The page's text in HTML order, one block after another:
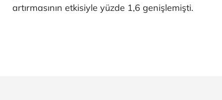
artırmasının etkisiyle yüzde 1,6 genişlemişti.